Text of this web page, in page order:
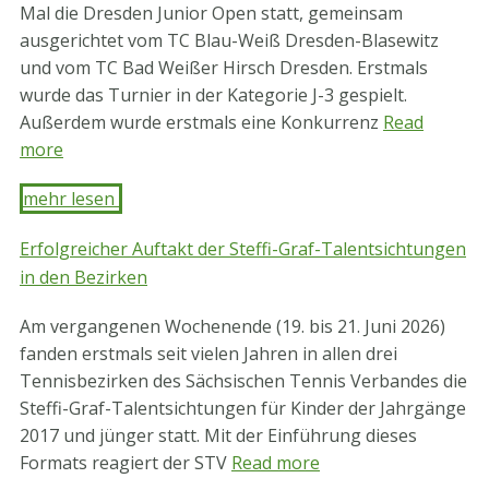
Mal die Dresden Junior Open statt, gemeinsam
ausgerichtet vom TC Blau-Weiß Dresden-Blasewitz
und vom TC Bad Weißer Hirsch Dresden. Erstmals
wurde das Turnier in der Kategorie J-3 gespielt.
Außerdem wurde erstmals eine Konkurrenz Read
more
mehr lesen ​
Erfolgreicher Auftakt der Steffi-Graf-Talentsichtungen
in den Bezirken
Am vergangenen Wochenende (19. bis 21. Juni 2026)
fanden erstmals seit vielen Jahren in allen drei
Tennisbezirken des Sächsischen Tennis Verbandes die
Steffi-Graf-Talentsichtungen für Kinder der Jahrgänge
2017 und jünger statt. Mit der Einführung dieses
Formats reagiert der STV Read more